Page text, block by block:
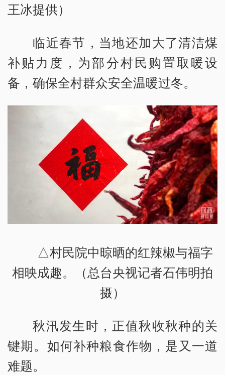
王冰提供）
临近春节，当地还加大了清洁煤
补贴力度，为部分村民购置取暖设
备，确保全村群众安全温暖过冬。
△村民院中晾晒的红辣椒与福字
相映成趣。（总台央视记者石伟明拍
摄）
秋汛发生时，正值秋收秋种的关
键期。如何补种粮食作物，是又一道
难题。